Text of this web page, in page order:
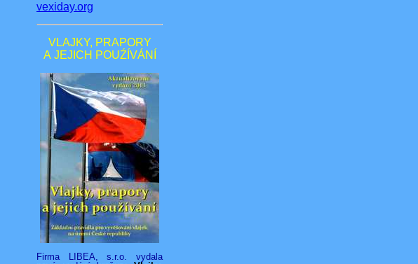
vexiday.org
VLAJKY, PRAPORY
A JEJICH POUŹÍVÁNÍ
Firma LIBEA, s.r.o. vydala